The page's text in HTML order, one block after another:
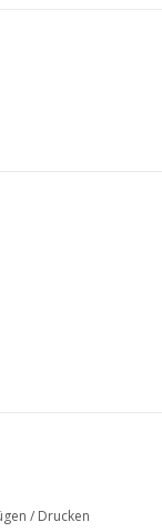
/ Drucken